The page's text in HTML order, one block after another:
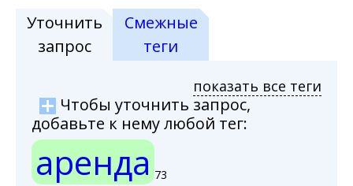
Уточнить
запрос
Смежные
теги
показать все теги
Чтобы уточнить запрос,
добавьте к нему любой тег:
аренда 73